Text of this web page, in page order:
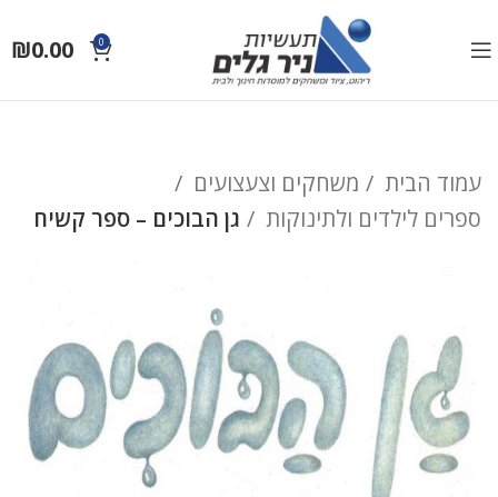
0
₪0.00
עמוד הבית
משחקים וצעצועים
ספרים לילדים ולתינוקות
גן הבוכים – ספר קשיח